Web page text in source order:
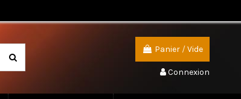
Panier /Vide
Connexion